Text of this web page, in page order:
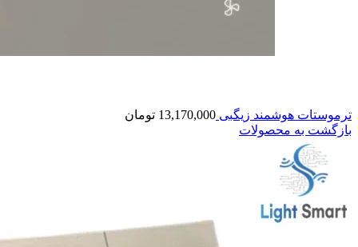
ترموستات هوشمند زیگبی 13,170,000 تومان
بازگشت به محصولات